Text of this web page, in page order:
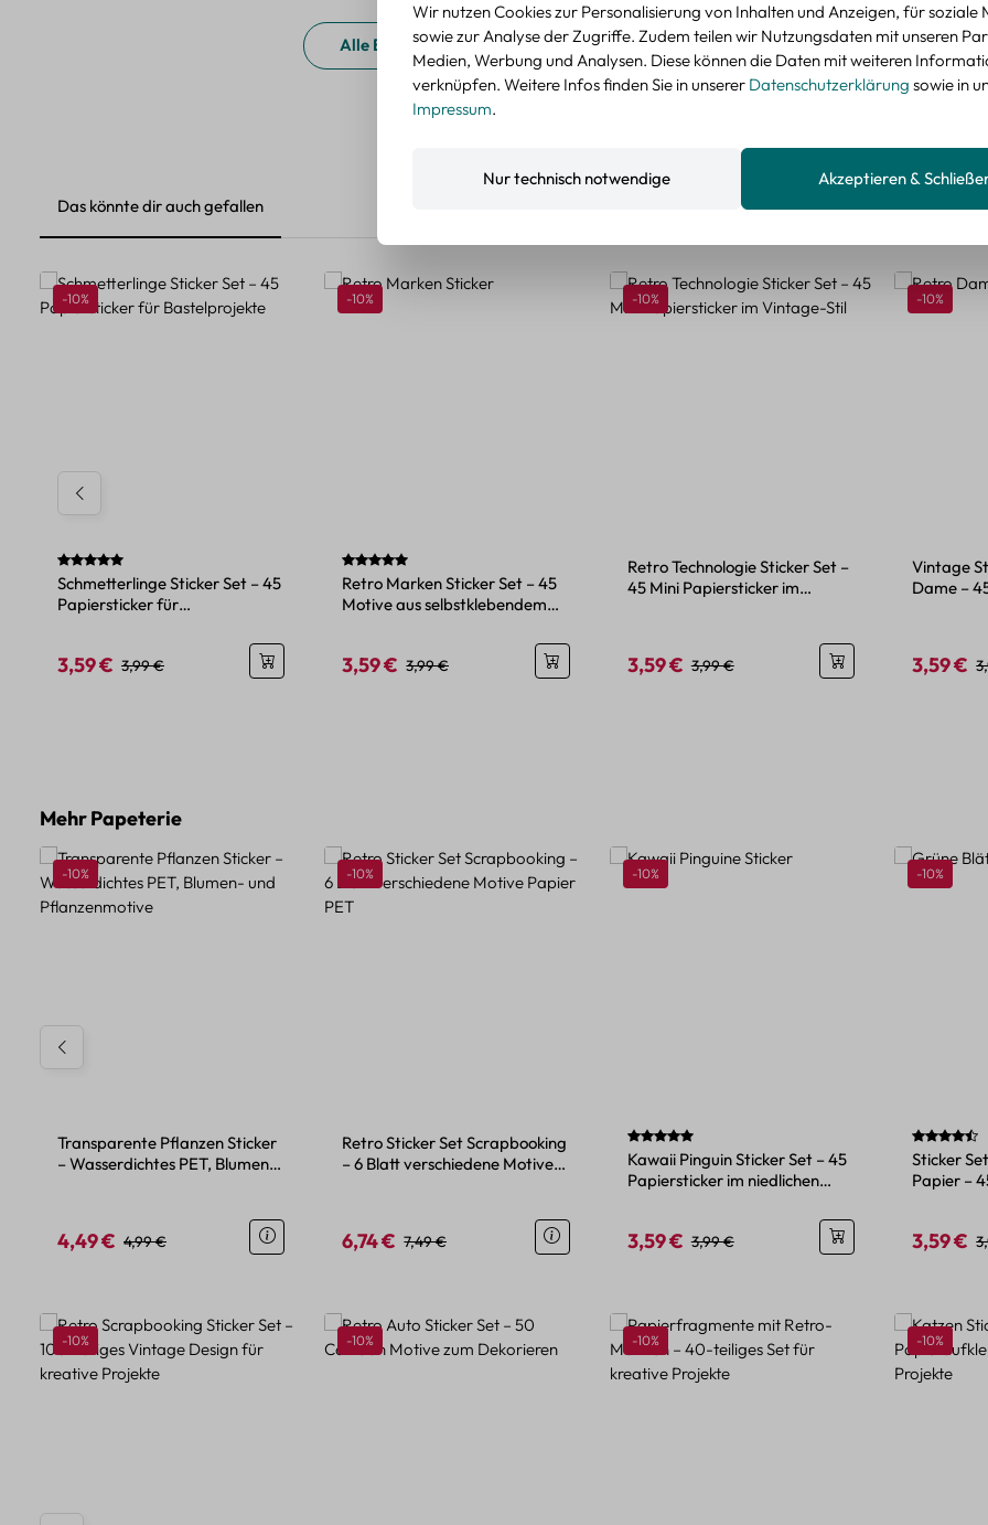
Alle Bewertungen anzeigen
Das könnte dir auch gefallen
Produktgalerie überspringen
Rabatt
-10%
Durchschnittliche Bewertung von 5 von 5 Sternen
Schmetterlinge Sticker Set – 45
Papiersticker für
Verkaufspreis:
3,59 € Regulärer Preis:
3,99 €
Rabatt
-10%
Durchschnittliche Bewertung von 5 von 5 Sternen
Retro Marken Sticker Set – 45
Motive aus selbstklebendem
Verkaufspreis:
3,59 € Regulärer Preis:
3,99 €
Rabatt
-10%
Retro Technologie Sticker Set –
45 Mini Papiersticker im
Verkaufspreis:
3,59 € Regulärer Preis:
3,99 €
Rabatt
-10%
Vintage
Dame –
3,59 €
Produktgalerie überspringen
Mehr Papeterie
Rabatt
-10%
Transparente Pflanzen Sticker
– Wasserdichtes PET, Blumen-
Verkaufspreis:
4,49 € Regulärer Preis:
4,99 €
Rabatt
-10%
Retro Sticker Set Scrapbooking
– 6 Blatt verschiedene Motive
Verkaufspreis:
6,74 € Regulärer Preis:
7,49 €
Rabatt
-10%
Durchschnittliche Bewertung von 5 von 5 Sternen
Kawaii Pinguin Sticker Set – 45
Papiersticker im niedlichen
Verkaufspreis:
3,59 € Regulärer Preis:
3,99 €
Rabatt
-10%
Sticker
Papier –
3,59 €
Produktgalerie überspringen
Rabatt
-10% Rabatt
-10% Rabatt
-10% Rabatt
-10%
Wir nutzen Cookies zur Personalisierung von Inhalten und Anzeigen, für soziale
sowie zur Analyse der Zugriffe. Zudem teilen wir Nutzungsdaten mit unseren
Medien, Werbung und Analysen. Diese können die Daten mit weiteren
verknüpfen. Weitere Infos finden Sie in unserer Datenschutzerklärung sowie in
Impressum.
Nur technisch notwendige Akzeptieren &